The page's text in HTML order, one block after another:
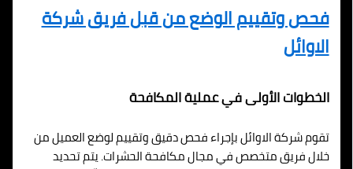
فحص وتقييم الوضع من قبل فريق شركة
الاوائل
الخطوات الأولى في عملية المكافحة
تقوم شركة الاوائل بإجراء فحص دقيق وتقييم لوضع العميل من
خلال فريق متخصص في مجال مكافحة الحشرات. يتم تحديد